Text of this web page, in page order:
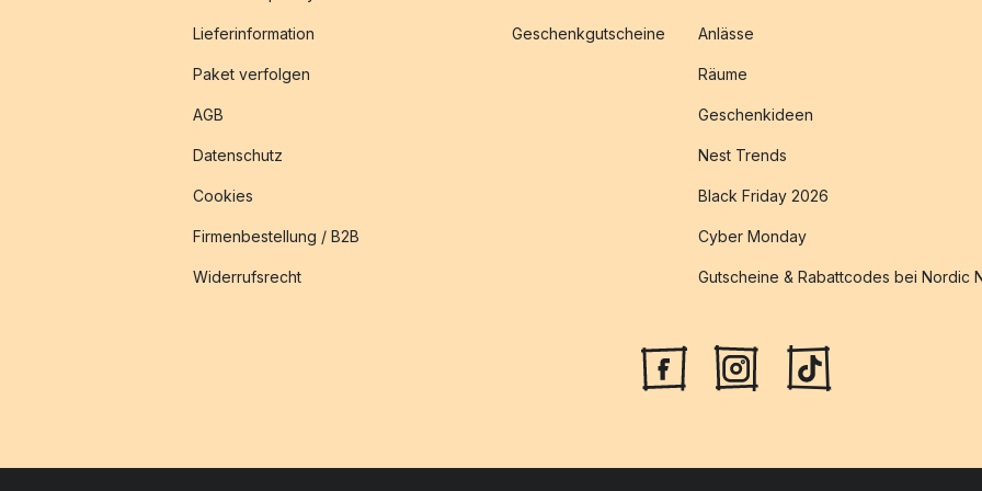
Lieferinformation
Paket verfolgen
AGB
Datenschutz
Cookies
Firmenbestellung / B2B
Widerrufsrecht
Geschenkgutscheine Anlässe
Räume
Geschenkideen
Nest Trends
Black Friday 2026
Cyber Monday
Gutscheine & Rabattcodes bei Nordic